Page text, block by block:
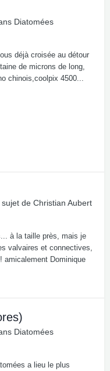
Diatomées
déjà croisée au détour
de microns de long,
chinois,coolpix 4500...
de Christian Aubert
à la taille près, mais je
valvaires et connectives,
amicalement Dominique
Diatomées
a lieu le plus